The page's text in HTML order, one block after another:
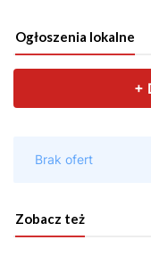
Ogłoszenia lokalne
Zobacz też